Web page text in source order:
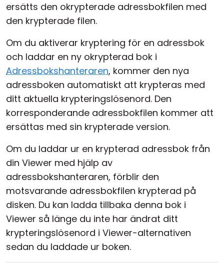
ersätts den okrypterade adressbokfilen med
den krypterade filen.
Om du aktiverar kryptering för en adressbok
och laddar en ny okrypterad bok i
Adressbokshanteraren, kommer den nya
adressboken automatiskt att krypteras med
ditt aktuella krypteringslösenord. Den
korresponderande adressbokfilen kommer att
ersättas med sin krypterade version.
Om du laddar ur en krypterad adressbok från
din Viewer med hjälp av
adressbokshanteraren, förblir den
motsvarande adressbokfilen krypterad på
disken. Du kan ladda tillbaka denna bok i
Viewer så länge du inte har ändrat ditt
krypteringslösenord i Viewer-alternativen
sedan du laddade ur boken.